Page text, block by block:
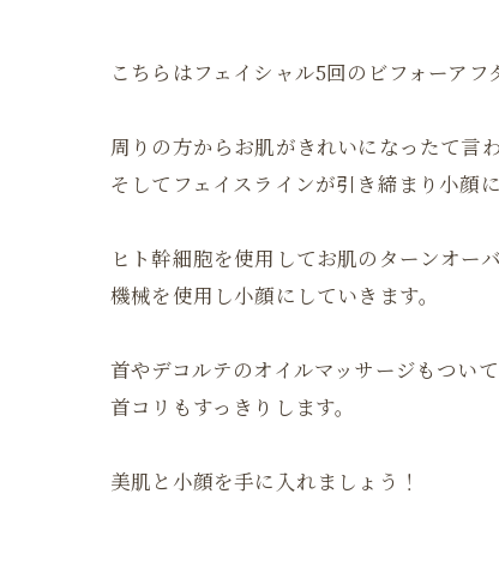
こちらはフェイシャル5回のビフォーアフ
周りの方からお肌がきれいになったて言
そしてフェイスラインが引き締まり小顔
ヒト幹細胞を使用してお肌のターンオー
機械を使用し小顔にしていきます。
首やデコルテのオイルマッサージもつい
首コリもすっきりします。
美肌と小顔を手に入れましょう！